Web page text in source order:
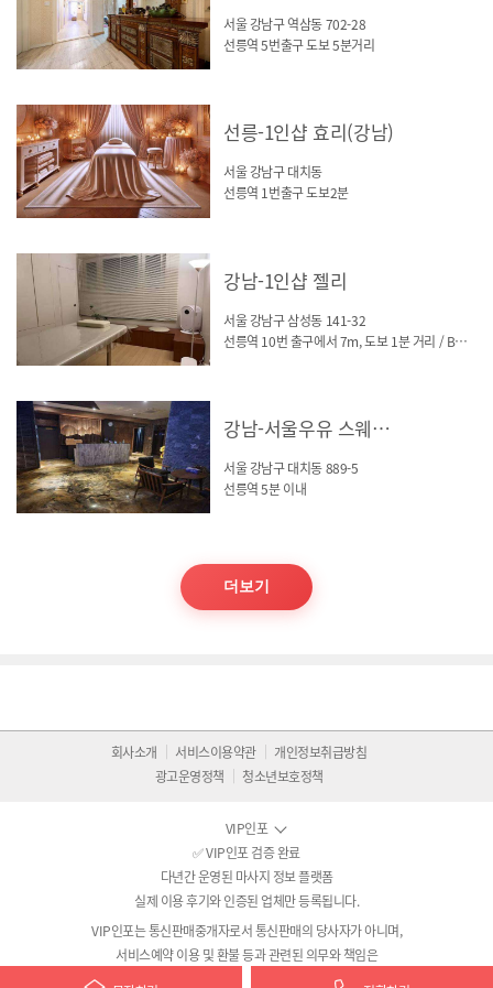
서울 강남구 역삼동 702-28
선릉역 5번출구 도보 5분거리
선릉-1인샵 효리(강남)
서울 강남구 대치동
선릉역 1번출구 도보2분
강남-1인샵 젤리
서울 강남구 삼성동 141-32
선릉역 10번 출구에서 7m, 도보 1분 거리 / BGF사옥
강남-서울우유 스웨디시(선릉)
서울 강남구 대치동 889-5
선릉역 5분 이내
더보기
회사소개 서비스이용약관
개인정보취급방침
광고운영정책
청소년보호정책
VIP인포
✅ VIP인포 검증 완료
다년간 운영된 마사지 정보 플랫폼
실제 이용 후기와 인증된 업체만 등록됩니다.
VIP인포는 통신판매중개자로서 통신판매의 당사자가 아니며,
서비스예약 이용 및 환불 등과 관련된 의무와 책임은